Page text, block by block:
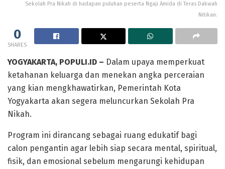
Sekolah Pra Nikah di hadapan puluhan peserta Ngaji Amida di Teras Dakwah
Nitikan.
0
SHARES
YOGYAKARTA, POPULI.ID – Dalam upaya memperkuat
ketahanan keluarga dan menekan angka perceraian
yang kian mengkhawatirkan, Pemerintah Kota
Yogyakarta akan segera meluncurkan Sekolah Pra
Nikah.
Program ini dirancang sebagai ruang edukatif bagi
calon pengantin agar lebih siap secara mental, spiritual,
fisik, dan emosional sebelum mengarungi kehidupan